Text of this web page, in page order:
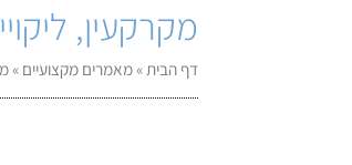
מקרקעין,
דף הבית »מאמרים מקצועיים »